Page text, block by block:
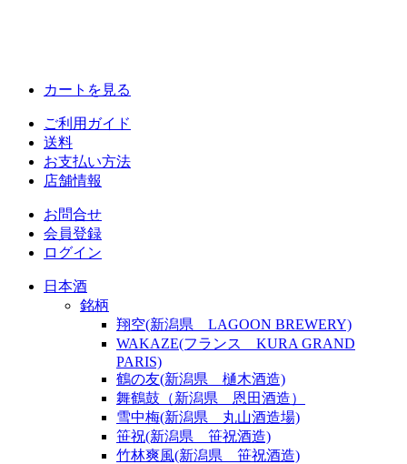
カートを見る
ご利用ガイド
送料
お支払い方法
店舗情報
お問合せ
会員登録
ログイン
日本酒
銘柄
翔空(新潟県 LAGOON BREWERY)
WAKAZE(フランス KURA GRAND
PARIS)
鶴の友(新潟県 樋木酒造)
舞鶴鼓（新潟県 恩田酒造）
雪中梅(新潟県 丸山酒造場)
笹祝(新潟県 笹祝酒造)
竹林爽風(新潟県 笹祝酒造)